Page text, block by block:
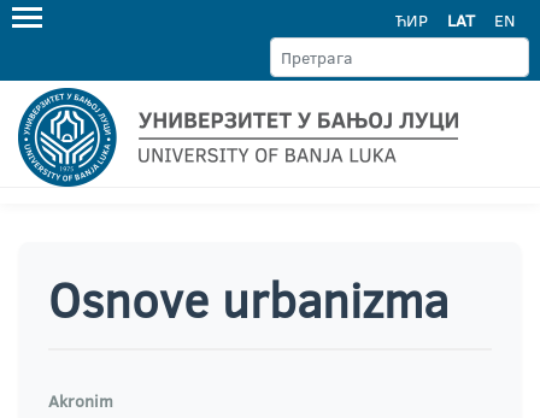
ЋИР LAT EN
Osnove urbanizma
Akronim